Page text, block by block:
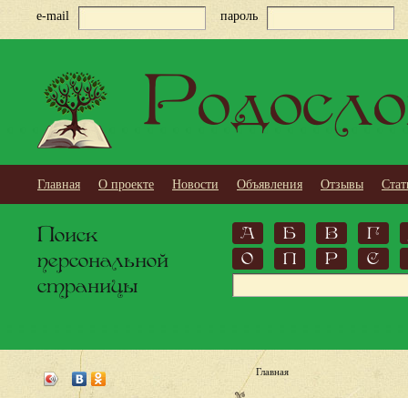
e-mail пароль
Главная О проекте Новости Объявления Отзывы
Поиск
персональной
страницы
А Б В
Г
О
П Р С
Главная